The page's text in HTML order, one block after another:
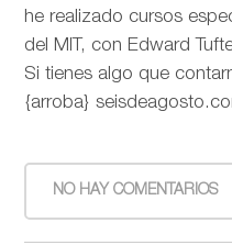
he realizado cursos
del MIT, con Edward
Si tienes algo que
{arroba}
NO HAY COMENTARIOS